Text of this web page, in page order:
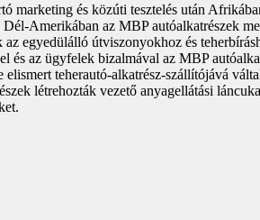
marketing és közúti tesztelés után
Dél-Amerikában az MBP autóalkatrészek
az egyedülálló útviszonyokhoz és
és az ügyfelek bizalmával az MBP
elismert teherautó-alkatrész-szállítójává
létrehozták vezető anyagellátási